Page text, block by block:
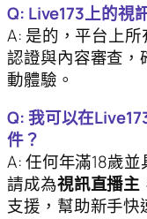
Q: Live173上的視
A: 是的，平台上所
認證與內容審查，
動體驗。
Q: 我可以在
件？
A: 任何年滿18歲
請成為視訊直播主
支援，幫助新手快